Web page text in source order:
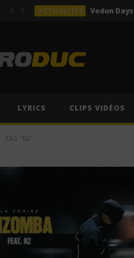
ACTUALITÉS
LYRICS Anitta – Azul
ACTUALITÉS
LYRICS CLIPS VIDÉOS
TAG "R2"